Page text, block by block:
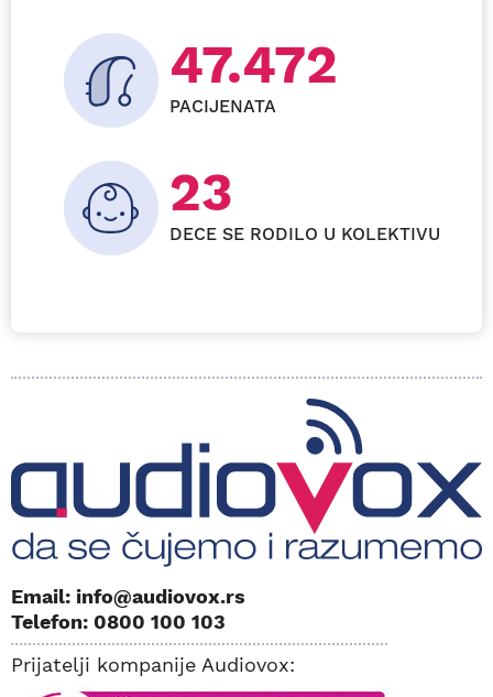
57.792
PACIJENATA
27+
DECE SE RODILO U KOLEKTIVU
Email: info@audiovox.rs
Telefon: 0800 100 103
Prijatelji kompanije Audiovox: